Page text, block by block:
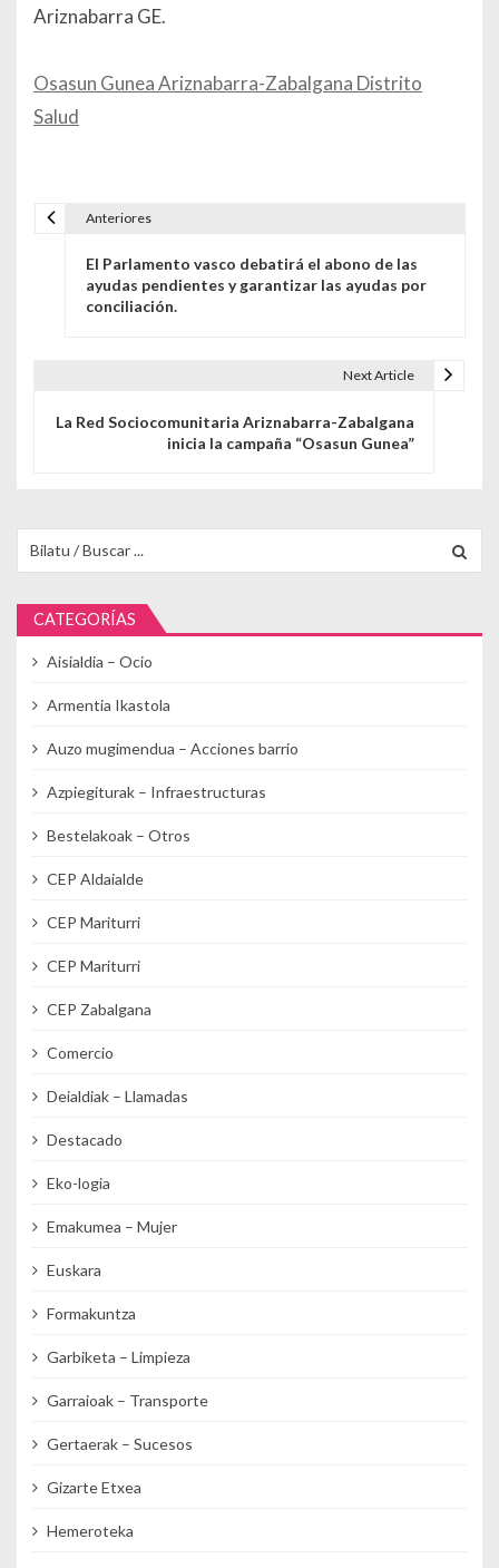
Ariznabarra GE.
Osasun Gunea Ariznabarra-Zabalgana Distrito
Salud
Anteriores
El Parlamento vasco debatirá el abono de las
ayudas pendientes y garantizar las ayudas por
conciliación.
Next Article
La Red Sociocomunitaria Ariznabarra-Zabalgana
inicia la campaña “Osasun Gunea”
CATEGORÍAS
Aisialdia – Ocio
Armentia Ikastola
Auzo mugimendua – Acciones barrio
Azpiegiturak – Infraestructuras
Bestelakoak – Otros
CEP Aldaialde
CEP Mariturri
CEP Mariturri
CEP Zabalgana
Comercio
Deialdiak – Llamadas
Destacado
Eko-logia
Emakumea – Mujer
Euskara
Formakuntza
Garbiketa – Limpieza
Garraioak – Transporte
Gertaerak – Sucesos
Gizarte Etxea
Hemeroteka